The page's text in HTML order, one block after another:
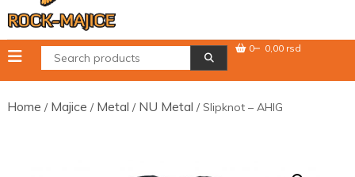
0 0,00 rsd
Home / Majice / Metal / NU Metal / Slipknot – AHIG